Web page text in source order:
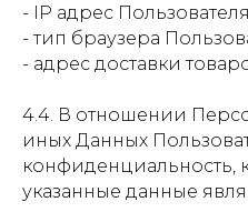
- IP адрес
- тип браузера
- адрес доставки
4.4. В отношении
иных Данных
конфиденциальность,
указанные данные